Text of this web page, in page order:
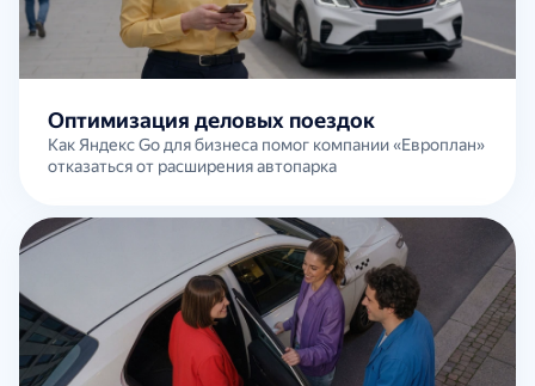
Оптимизация деловых поездок
Как Яндекс Go для бизнеса помог компании «Европлан»
отказаться от расширения автопарка